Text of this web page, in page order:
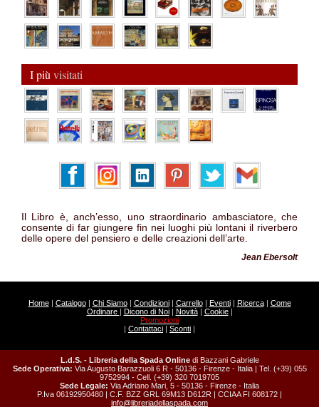
I più visitati
Il Libro è, anch’esso, uno straordinario ambasciatore, che
consente di far giungere fin nei luoghi più lontani il riverbero
delle opere del pensiero e delle creazioni dell’arte.
Jean Ebersolt
Home| Catalogo| Chi Siamo| Condizioni| Carrello| Eventi| Ricerca| Come
Ordinare | Dicono di Noi| Novità| Cookie|
Promozioni
| Contattaci | Sconti |
L.d.S. - Libreria della Spada Online di Bazzani Gabriele
Sede Operativa: Via Augusto Barazzuoli 6 R - 50136 - Firenze - Italia | Tel. (+39) 055
9752994 - Cell. (+39) 320 7019705
Sede Legale: Via Adriano Mari, 5 - 50136 - Firenze - Italia
P.Iva 06192950480 | C.F. BZZ GRL 69M13 D612R | CCIAA FI 608172 |
info@libreriadellaspada.com